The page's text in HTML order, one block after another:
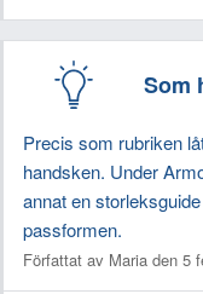
Som
Precis som rubriken
handsken. Under
annat en
passformen.
Författat av Maria den 5